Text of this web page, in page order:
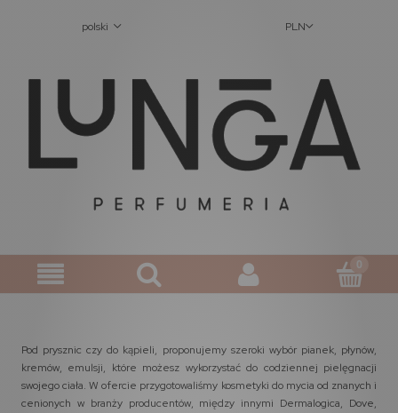
polski PLN
Pod prysznic czy do kąpieli, proponujemy szeroki wybór pianek, płynów,
kremów, emulsji, które możesz wykorzystać do codziennej pielęgnacji
swojego ciała. W ofercie przygotowaliśmy kosmetyki do mycia od znanych i
cenionych w branży producentów, między innymi Dermalogica, Dove,